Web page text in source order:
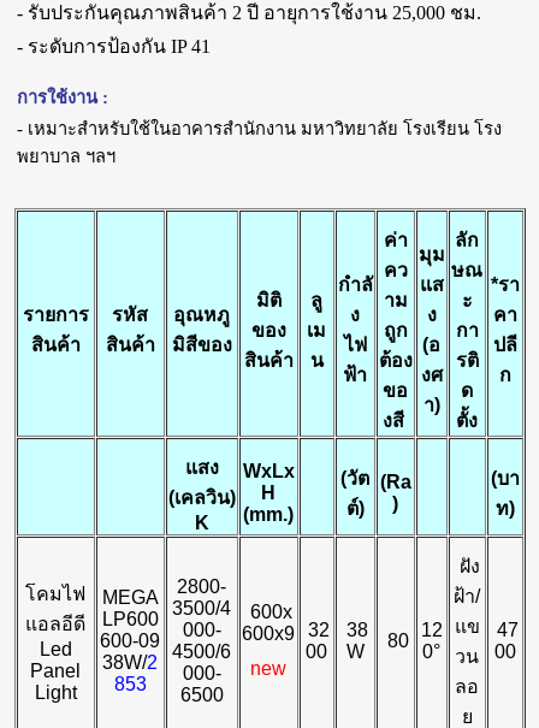
- รับประกันคุณภาพสินค้า 2 ปี อายุการใช้งาน 25,000 ชม.
- ระดับการป้องกัน IP 41
การใช้งาน :
- เหมาะสำหรับใช้ในอาคารสำนักงาน มหาวิทยาลัย โรงเรียน โรง
พยาบาล ฯลฯ
รายการ
สินค้า
รหัส
สินค้า
อุณหภู
มิสีของ
มิติ
ของ
สินค้า
ลู
เม
น
กำลั
ง
ไฟ
ฟ้า
ค่า
คว
าม
ถูก
ต้อง
ขอ
งสี
มุม
แส
ง
(อ
งศ
า)
ลัก
ษณ
ะ
กา
รติ
ด
ตั้ง
*รา
คา
ปลี
ก
แสง
(เคลวิน)
K
WxLx
H
(mm.)
(วัต
ต์)
(Ra
)
(บา
ท)
โคมไฟ
แอลอีดี
Led
Panel
Light
MEGA
LP600
600-09
38W/2
853
2800-
3500/4
000-
4500/6
000-
6500
600x
600x9
new
32
00
38
W
80
12
0°
ฝัง
ฝ้า/
แข
วน
ลอ
ย
47
00